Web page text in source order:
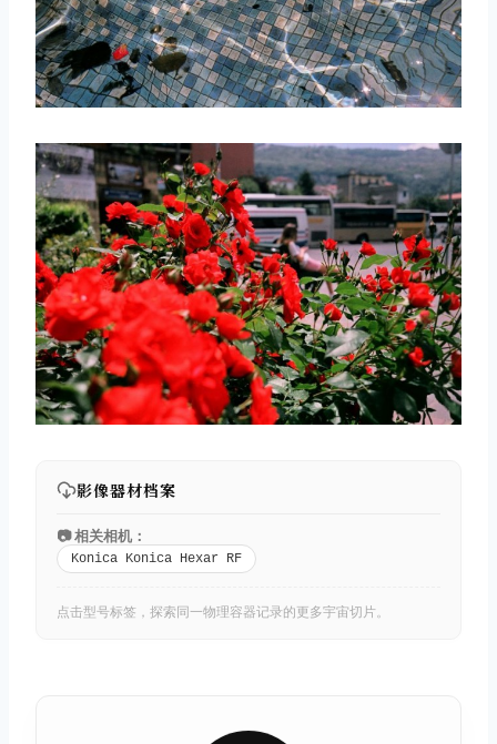
影像器材档案
📷 相关相机：
Konica Konica Hexar RF
点击型号标签，探索同一物理容器记录的更多宇宙切片。
取消 搜索